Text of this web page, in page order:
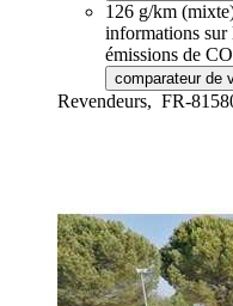
126 g/km
informations sur
émissions de
comparateur de
Revendeurs, FR-